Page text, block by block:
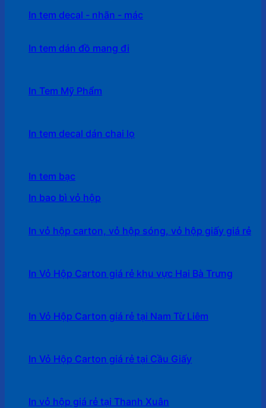
In tem decal - nhãn - mác
In tem dán đồ mang đi
In Tem Mỹ Phẩm
In tem decal dán chai lọ
In tem bạc
In bao bì vỏ hộp
In vỏ hộp carton, vỏ hộp sóng, vỏ hộp giấy giá rẻ
In Vỏ Hộp Carton giá rẻ khu vực Hai Bà Trưng
In Vỏ Hộp Carton giá rẻ tại Nam Từ Liêm
In Vỏ Hộp Carton giá rẻ tại Cầu Giấy
In vỏ hộp giá rẻ tại Thanh Xuân